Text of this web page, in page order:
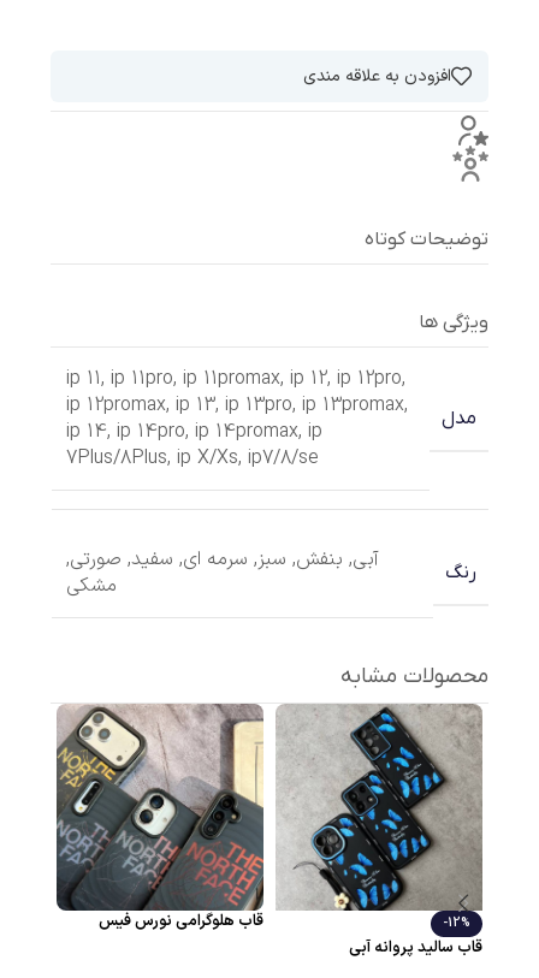
توضیحات کوتاه
ویژگی ها
مدل
ip 11, ip 11pro, ip 11promax, ip 12, ip 12pro,
ip 12promax, ip 13, ip 13pro, ip 13promax,
ip 14, ip 14pro, ip 14promax, ip
7Plus/8Plus, ip X/Xs, ip7/8/se
رنگ آبی, بنفش, سبز, سرمه ای, سفید, صورتی,
مشکی
افزودن به علاقه مندی
محصولات مشابه
-12%
قاب سالید پروانه آبی
قاب هلوگرامی نورس فیس